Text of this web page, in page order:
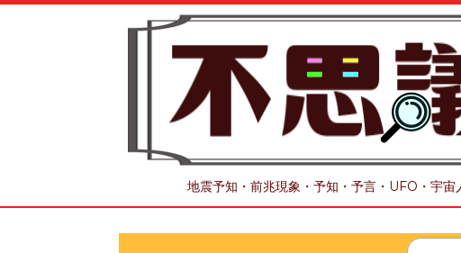
地震予知・前兆現象・予知・予言・UFO・宇宙